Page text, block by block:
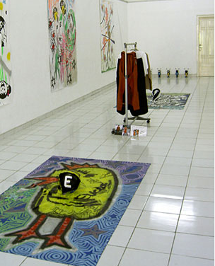
Crédits
Documentation
Visites d'ateliers
Production vidéo